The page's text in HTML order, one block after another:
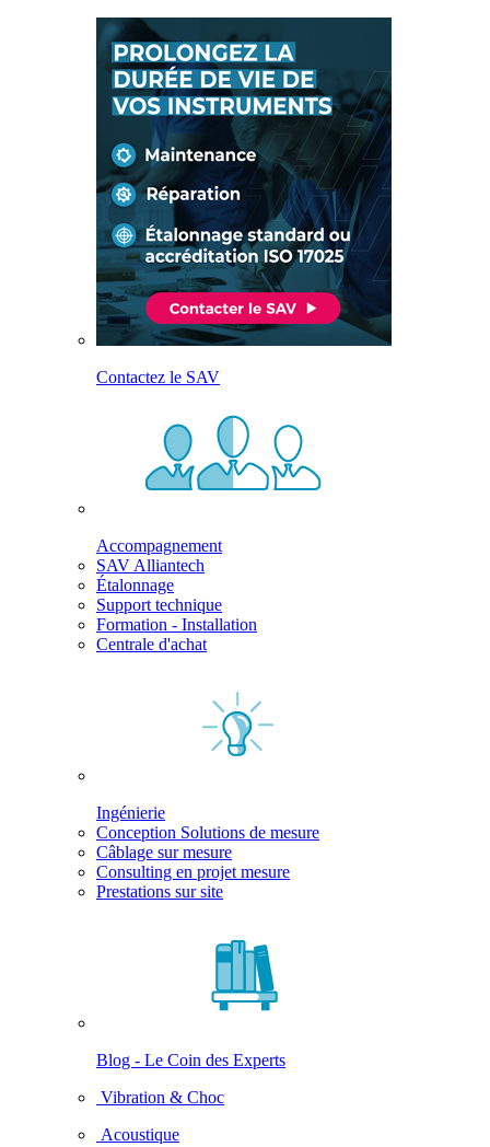
Contactez le SAV
Accompagnement
SAV Alliantech
Étalonnage
Support technique
Formation - Installation
Centrale d'achat
Ingénierie
Conception Solutions de mesure
Câblage sur mesure
Consulting en projet mesure
Prestations sur site
Blog - Le Coin des Experts
Vibration & Choc
Acoustique